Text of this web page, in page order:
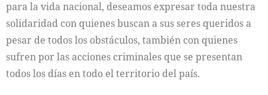
para la vida nacional, deseamos expresar toda nuestra
solidaridad con quienes buscan a sus seres queridos a
pesar de todos los obstáculos, también con quienes
sufren por las acciones criminales que se presentan
todos los días en todo el territorio del país.